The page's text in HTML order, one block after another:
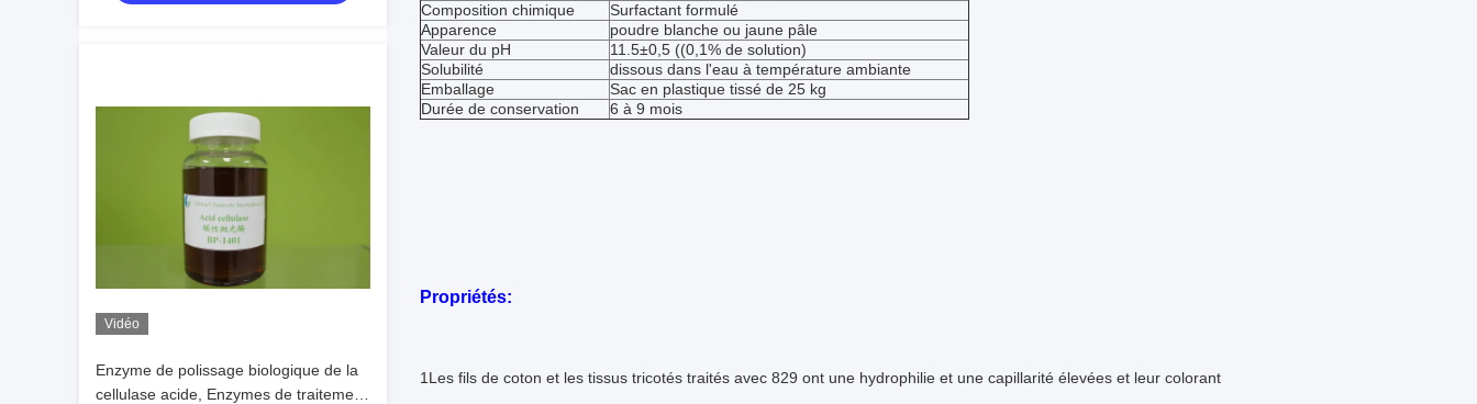
Vidéo
Enzyme de polissage biologique de la
cellulase acide, Enzymes de traitement
Composition chimique
Surfactant formulé
Apparence
poudre blanche ou jaune pâle
Valeur du pH
11.5±0,5 ((0,1% de solution)
Solubilité
dissous dans l'eau à température ambiante
Emballage
Sac en plastique tissé de 25 kg
Durée de conservation
6 à 9 mois
Propriétés:
1Les fils de coton et les tissus tricotés traités avec 829 ont une hydrophilie et une capillarité élevées et leur colorant